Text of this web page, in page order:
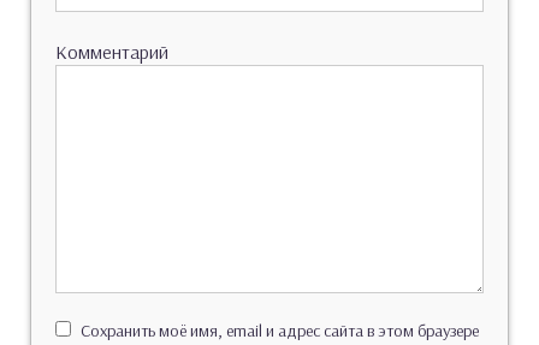
Комментарий
Сохранить моё имя, email и адрес сайта в этом браузере